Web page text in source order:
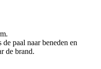
paal naar beneden en
de brand.